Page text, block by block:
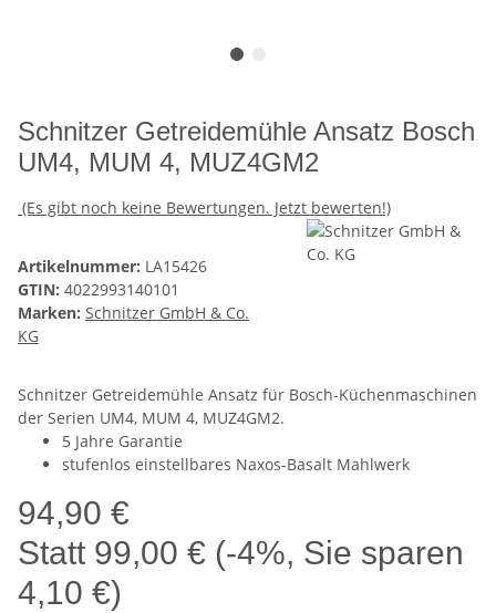
Schnitzer Getreidemühle Ansatz Bosch
UM4, MUM 4, MUZ4GM2
(Es gibt noch keine Bewertungen. Jetzt bewerten!)
Artikelnummer: LA15426
GTIN: 4022993140101
Marken: Schnitzer GmbH & Co.
KG
Schnitzer Getreidemühle Ansatz für Bosch-Küchenmaschinen
der Serien UM4, MUM 4, MUZ4GM2.
5 Jahre Garantie
stufenlos einstellbares Naxos-Basalt Mahlwerk
94,90 €
Statt 99,00 € (-4%, Sie sparen
4,10 €)